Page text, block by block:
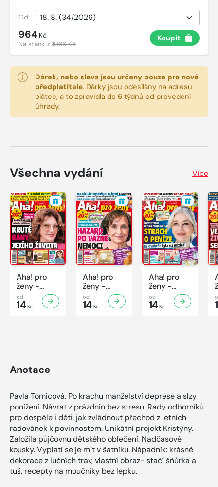
Od:
964 Kč
Na stánku:1066 Kč
Koupit
Dárek, nebo sleva jsou určeny pouze pro nové
předplatitele. Dárky jsou odesílány na adresu
plátce, a to zpravidla do 6 týdnů od provedení
úhrady.
Všechna vydání Více
Aha! pro
ženy -
32/2026
od
14Kč
Aha! pro
ženy -
31/2026
od
14Kč
Aha! pro
ženy -
30/2026
od
14Kč
Anotace
Pavla Tomicová. Po krachu manželství deprese a slzy
ponížení. Návrat z prázdnin bez stresu. Rady odborníků
pro dospěle i děti, jak zvládnout přechod z letních
radovánek k povinnostem. Unikátní projekt Kristýny.
Založila půjčovnu dětského oblečení. Nadčasové
kousky. Vyplatí se je mít v šatníku. Nápadník: krásné
dekorace z lučních trav, vlastní obraz- stačí šňůrka a
tuš, recepty na moučníky bez lepku.